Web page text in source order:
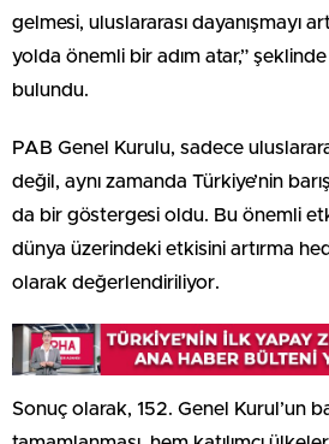
gelmesi, uluslararası dayanışmayı
yolda önemli bir adım atar,”
bulundu.
PAB Genel Kurulu, sadece
değil, aynı zamanda Türkiye’nin
da bir göstergesi oldu. Bu önemli
dünya üzerindeki etkisini artırma
olarak değerlendiriliyor.
Sonuç olarak, 152. Genel Kurul’un